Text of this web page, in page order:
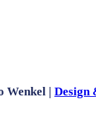
Wenkel | Design